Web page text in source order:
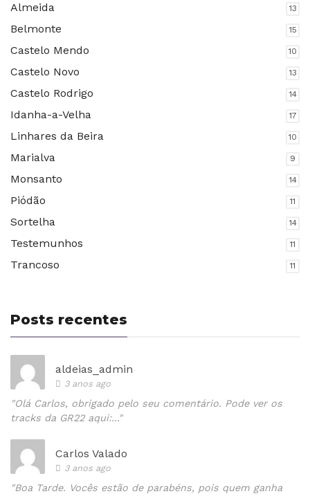
Almeida 13
Belmonte 15
Castelo Mendo 10
Castelo Novo 13
Castelo Rodrigo 14
Idanha-a-Velha 17
Linhares da Beira 10
Marialva 9
Monsanto 14
Piódão 11
Sortelha 14
Testemunhos 11
Trancoso 11
Posts recentes
aldeias_admin
3 anos ago
"Olá Carlos, obrigado pelo seu comentário. Pode ver os
tracks da GR22 aqui:..."
Carlos Valado
3 anos ago
"Boa Tarde. Vocês estão de parabéns, pois quem ganha